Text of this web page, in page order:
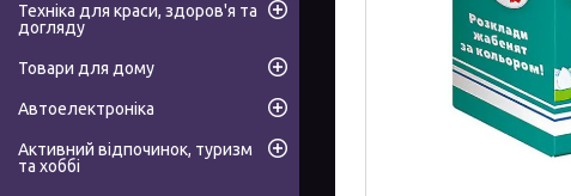
Техніка для краси, здоров'я та
догляду
Товари для дому
Автоелектроніка
Активний відпочинок, туризм
та хоббі